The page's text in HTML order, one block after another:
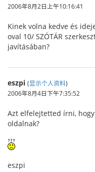
2006年8月2日上午10:16:41
Kinek volna kedve és
oval 10/ SZÓTÁR
javításában?
eszpi (显示个人资料)
2006年8月4日下午7:35:52
Azt elfelejtetted írni,
oldalnak?
eszpi